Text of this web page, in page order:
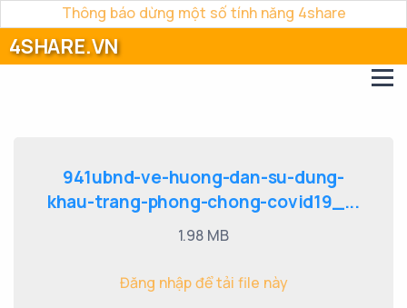
Thông báo dừng một số tính năng 4share
4SHARE.VN
941ubnd-ve-huong-dan-su-dung-
khau-trang-phong-chong-covid19_...
1.98 MB
Đăng nhập để tải file này